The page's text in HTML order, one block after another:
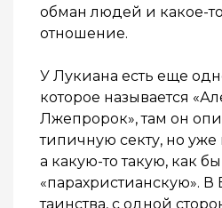
обман людей и какое-
отношение.
У Лукиана есть еще
которое называется
Лжепророк», там он
типичную секту, но уже
а какую-то такую, как
«парахристианскую». В
таинства, с одной